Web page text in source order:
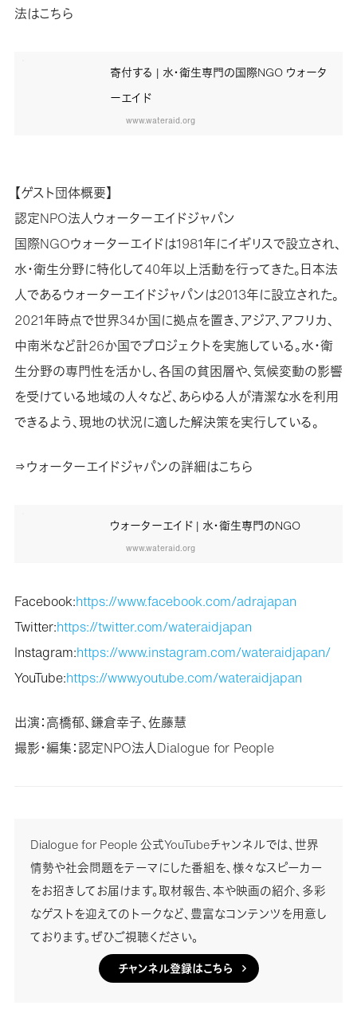
法はこちら
寄付する | 水・衛生専門の国際NGO ウォータ
ーエイド
www.wateraid.org
【ゲスト団体概要】
認定NPO法人ウォーターエイドジャパン
国際NGOウォーターエイドは1981年にイギリスで設立され、
水・衛生分野に特化して40年以上活動を行ってきた。日本法
人であるウォーターエイドジャパンは2013年に設立された。
2021年時点で世界34か国に拠点を置き、アジア、アフリカ、
中南米など計26か国でプロジェクトを実施している。水・衛
生分野の専門性を活かし、各国の貧困層や、気候変動の影響
を受けている地域の人々など、あらゆる人が清潔な水を利用
できるよう、現地の状況に適した解決策を実行している。
⇒ウォーターエイドジャパンの詳細はこちら
ウォーターエイド | 水・衛生専門のNGO
www.wateraid.org
Facebook:https://www.facebook.com/adrajapan
Twitter:https://twitter.com/wateraidjapan
Instagram:https://www.instagram.com/wateraidjapan/
YouTube:https://www.youtube.com/wateraidjapan
出演：高橋郁、鎌倉幸子、佐藤慧
撮影・編集：認定NPO法人Dialogue for People
Dialogue for People 公式YouTubeチャンネルでは、世界
情勢や社会問題をテーマにした番組を、様々なスピーカー
をお招きしてお届けます。取材報告、本や映画の紹介、多彩
なゲストを迎えてのトークなど、豊富なコンテンツを用意し
ております。ぜひご視聴ください。
チャンネル登録はこちら